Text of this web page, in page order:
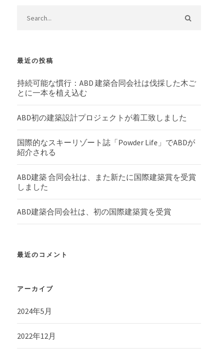
最近の投稿
持続可能な慣行：ABD 建築合同会社は伐採した木ご
とに一本を植え込む
ABD初の建築設計プロジェクトが着工致しました
国際的なスキーリゾート誌「Powder Life」でABDが
紹介される
ABD建築 合同会社は、また新たに国際建築賞を受賞
しました
ABD建築合同会社は、初の国際建築賞を受賞
最近のコメント
アーカイブ
2024年5月
2022年12月